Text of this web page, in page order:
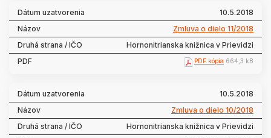
10.5.2018
Zmluva o dielo 11/2018
Hornonitrianska knižnica v Prievidzi
PDF kópia 664,3 kB
10.5.2018
Zmluva o dielo 10/2018
Hornonitrianska knižnica v Prievidzi